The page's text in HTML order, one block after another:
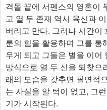
격돌 끝에 서펜스의 영혼이
고 열 두 존재 역시 육신과
버리고 만다. 그러나 시간이
룬의 힘을 활용하며 그를 통
우게 되고 그들은 별을 이어
방식으로 열 두 신을 되찾으
래의 모습을 갖추면 필연적
는 사실을 알 턱이 없고, 그
기가 시작된다.